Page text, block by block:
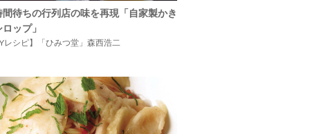
間待ちの行列店の味を再現「自家製かき
ップ」
レシピ】「ひみつ堂」森西浩二